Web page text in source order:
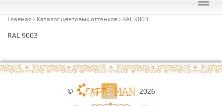
Главная › Каталог цветовых оттенков› RAL 9003
RAL 9003
© 2026